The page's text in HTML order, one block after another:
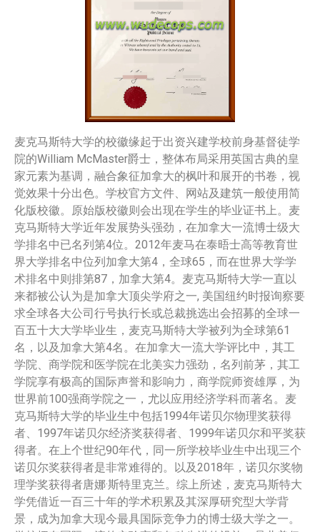
麦克马斯特大学的校徽缘起于出资兴建学校前身基督徒学
院的William McMaster爵士，整体布局采用英国古典的皇
家元素为基调，融合象征加拿大的枫叶和展开的书卷，视
觉效果十分出色。学校官方文件、网站及建筑一般使用简
化版校徽。原始版校徽则会出现在学生的毕业证书上。麦
克马斯特大学近年发展势头强劲，在加拿大一流博士级大
学排名中已名列第4位。2012年麦马在泰晤士高等教育世
界大学排名中位列加拿大第4，全球65，而在世界大学学
术排名中则排第87，加拿大第4。麦克马斯特大学一直以
来都被公认为是加拿大顶尖学府之一, 美国纽约时报询察要
求全球各大公司行号执行长或总裁挑选出会招募的全球一
百五十大大学毕业生，麦克马斯特大学被列为全球第61
名，以及加拿大第4名。在加拿大一流大学评比中，其工
学院、商学院和医学院在北美实力强劲，名列前茅，其工
学院享有极高的国际声誉和影响力，商学院师资雄厚，为
世界前100强商学院之一，尤以应用经济学科而著名。麦
克马斯特大学的毕业生中包括1994年诺贝尔物理奖获得
者、1997年诺贝尔经济奖获得者、1999年诺贝尔和平奖获
得者。在上个世纪90年代，同一所学校毕业生中出现三个
诺贝尔奖获得者是非常难得的。以及2018年，诺贝尔奖物
理学奖获得者唐娜·斯特里克兰。综上所述，麦克马斯特大
学凭借近一百三十年的学术积累及其深厚研究型大学背
景，成为加拿大现今最具国际竞争力的博士级大学之一。